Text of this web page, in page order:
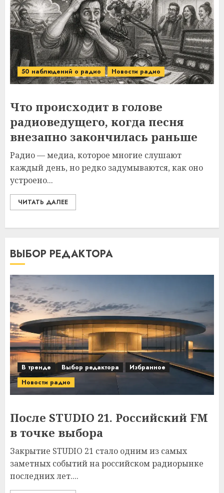
50 наблюдений о радио Новости радио
Что происходит в голове
радиоведущего, когда песня
внезапно закончилась раньше
Радио — медиа, которое многие слушают
каждый день, но редко задумываются, как оно
устроено...
ЧИТАТЬ ДАЛЕЕ
ВЫБОР РЕДАКТОРА
В тренде Выбор редактора
Избранное
Новости радио
После STUDIO 21. Российский FM
в точке выбора
Закрытие STUDIO 21 стало одним из самых
заметных событий на российском радиорынке
последних лет....